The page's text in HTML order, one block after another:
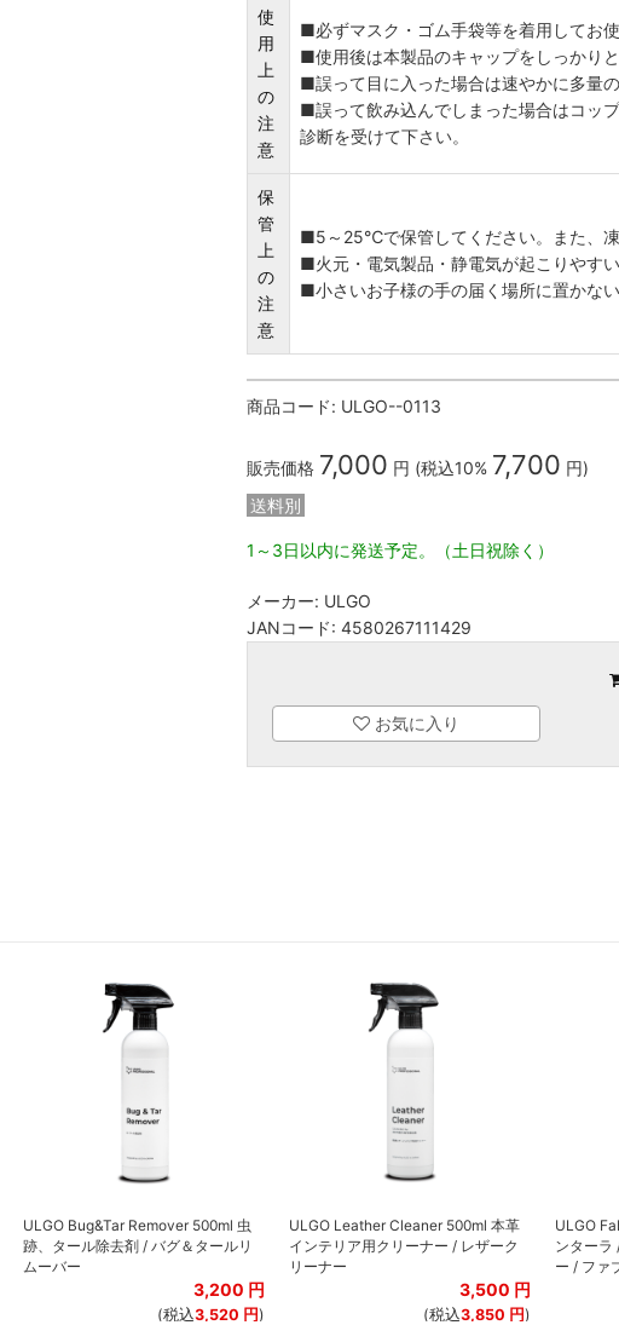
使
用
上
の
注
意
■必ずマスク・ゴム手袋等を着用してお使
■使用後は本製品のキャップをしっかり
■誤って目に入った場合は速やかに多量
■誤って飲み込んでしまった場合はコッ
診断を受けて下さい。
保
管
上
の
注
意
■5～25℃で保管してください。また、凍
■火元・電気製品・静電気が起こりやす
■小さいお子様の手の届く場所に置かない
商品コード: ULGO--0113
販売価格 7,000 円 (税込10% 7,700 円)
送料別
1～3日以内に発送予定。（土日祝除く）
メーカー: ULGO
JANコード: 4580267111429
お気に入り
ULGO Bug&Tar Remover 500ml 虫
跡、タール除去剤 / バグ＆タールリ
ムーバー
3,200 円
(税込3,520 円)
ULGO Leather Cleaner 500ml 本革
インテリア用クリーナー / レザーク
リーナー
3,500 円
(税込3,850 円)
ULGO
ンターラ
ー / ファ